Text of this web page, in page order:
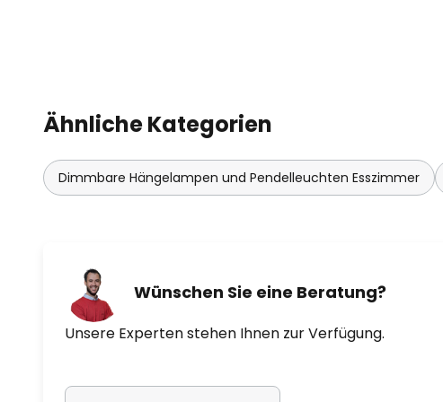
Ähnliche Kategorien
Dimmbare Hängelampen und Pendelleuchten Esszimmer
Wünschen Sie eine Beratung?
Unsere Experten stehen Ihnen zur Verfügung.